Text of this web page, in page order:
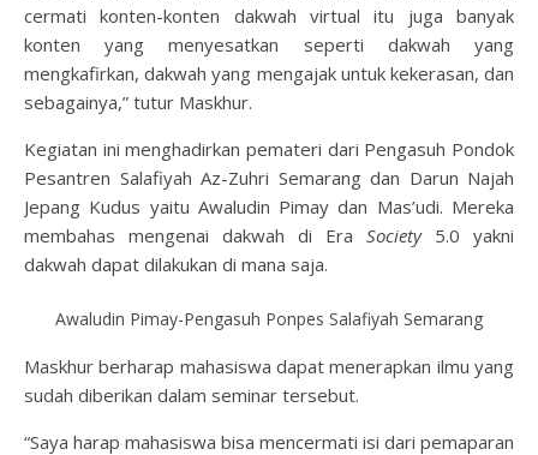
cermati konten-konten dakwah virtual itu juga banyak
konten yang menyesatkan seperti dakwah yang
mengkafirkan, dakwah yang mengajak untuk kekerasan, dan
sebagainya,” tutur Maskhur.
Kegiatan ini menghadirkan pemateri dari Pengasuh Pondok
Pesantren Salafiyah Az-Zuhri Semarang dan Darun Najah
Jepang Kudus yaitu Awaludin Pimay dan Mas’udi. Mereka
membahas mengenai dakwah di Era Society5.0 yakni
dakwah dapat dilakukan di mana saja.
Awaludin Pimay-Pengasuh Ponpes Salafiyah Semarang
Maskhur berharap mahasiswa dapat menerapkan ilmu yang
sudah diberikan dalam seminar tersebut.
“Saya harap mahasiswa bisa mencermati isi dari pemaparan